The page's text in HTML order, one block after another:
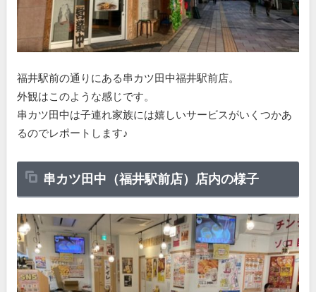
福井駅前の通りにある串カツ田中福井駅前店。
外観はこのような感じです。
串カツ田中は子連れ家族には嬉しいサービスがいくつかあ
るのでレポートします♪
串カツ田中（福井駅前店）店内の様子